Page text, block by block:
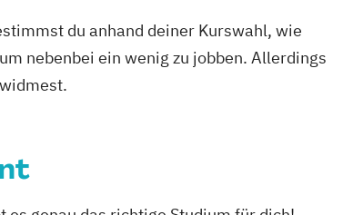
du anhand deiner Kurswahl, wie
nebenbei ein wenig zu jobben. Allerdings